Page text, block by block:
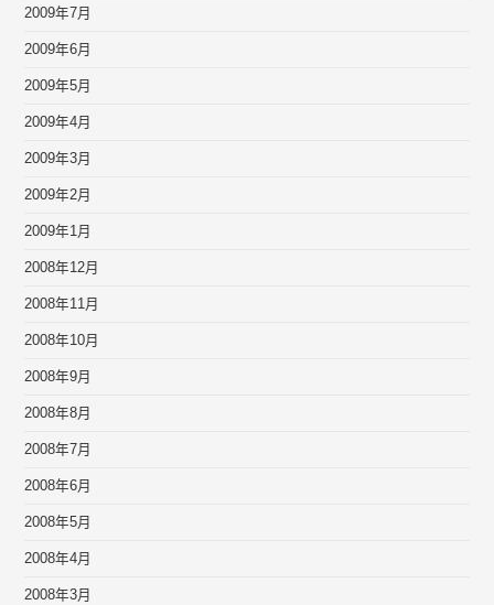
2009年7月
2009年6月
2009年5月
2009年4月
2009年3月
2009年2月
2009年1月
2008年12月
2008年11月
2008年10月
2008年9月
2008年8月
2008年7月
2008年6月
2008年5月
2008年4月
2008年3月